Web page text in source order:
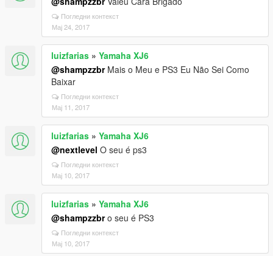
Погледни контекст
Мај 24, 2017
luizfarias » Yamaha XJ6
@shampzzbrMais o Meu e PS3 Eu Não Sei Como
Baixar
Погледни контекст
Мај 11, 2017
luizfarias » Yamaha XJ6
@nextlevel O seu é ps3
Погледни контекст
Мај 10, 2017
luizfarias » Yamaha XJ6
@shampzzbro seu é PS3
Погледни контекст
Мај 10, 2017